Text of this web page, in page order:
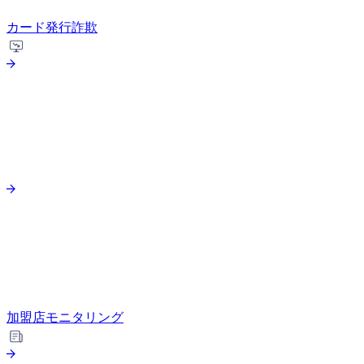
カード発行詐欺
加盟店モニタリング